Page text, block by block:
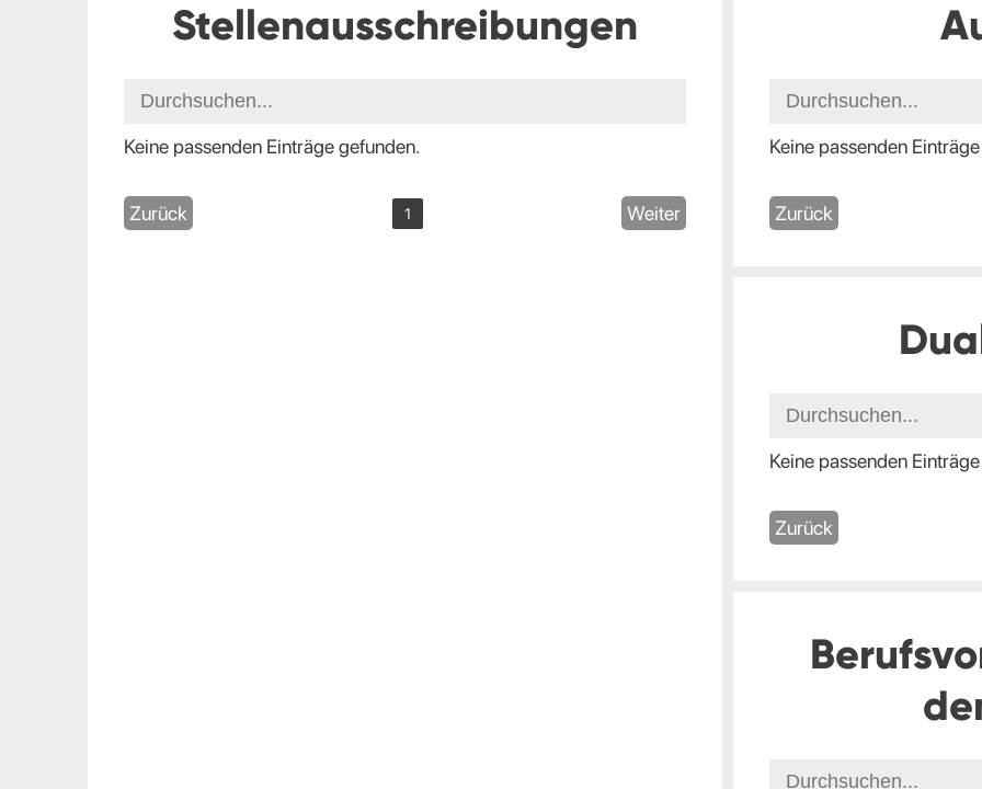
Stellenausschreibungen
Keine passenden Einträge gefunden.
Zurück 1 Weiter
Keine passenden
Zurück
Keine passenden
Zurück